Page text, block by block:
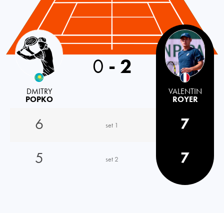
Kazakhstan
DMITRY
POPKO
0 - 2
VALENTIN
ROYER
6 set 1
7
5
set 2 7